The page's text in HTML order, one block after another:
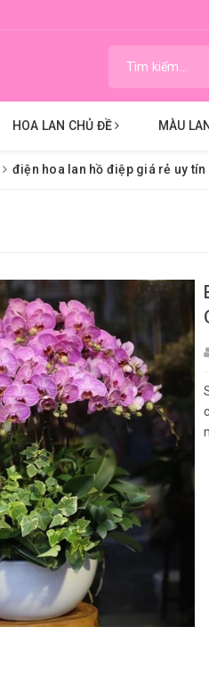
HOA LAN CHỦ ĐỀ MÀU
điện hoa lan hồ điệp giá rẻ uy tín